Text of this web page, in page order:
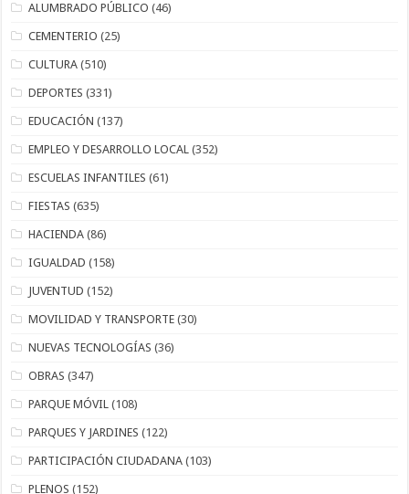
ALUMBRADO PÚBLICO (46)
CEMENTERIO (25)
CULTURA (510)
DEPORTES (331)
EDUCACIÓN (137)
EMPLEO Y DESARROLLO LOCAL (352)
ESCUELAS INFANTILES (61)
FIESTAS (635)
HACIENDA (86)
IGUALDAD (158)
JUVENTUD (152)
MOVILIDAD Y TRANSPORTE (30)
NUEVAS TECNOLOGÍAS (36)
OBRAS (347)
PARQUE MÓVIL (108)
PARQUES Y JARDINES (122)
PARTICIPACIÓN CIUDADANA (103)
PLENOS (152)